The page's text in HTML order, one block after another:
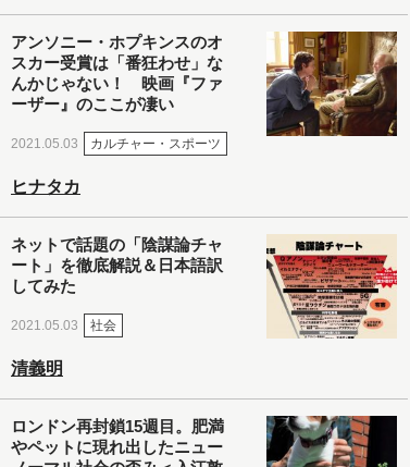
アンソニー・ホプキンスのオ
スカー受賞は「番狂わせ」な
んかじゃない！ 映画『ファ
ーザー』のここが凄い
2021.05.03 カルチャー・スポーツ
ヒナタカ
ネットで話題の「陰謀論チャ
ート」を徹底解説＆日本語訳
してみた
2021.05.03 社会
清義明
ロンドン再封鎖15週目。肥満
やペットに現れ出したニュー